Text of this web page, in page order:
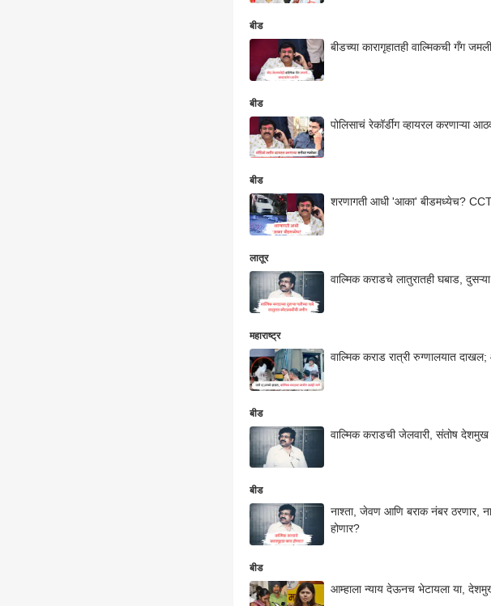
बीड
बीडच्या कारागृहातही वाल्मिकची गँग
बीड
पोलिसाचं रेकॉर्डींग व्हायरल करणाऱ्या
बीड
शरणागती आधी 'आका' बीडमध्येच?
लातूर
वाल्मिक कराडचे लातुरातही घबाड,
महाराष्ट्र
वाल्मिक कराड रात्री रुग्णालयात
बीड
वाल्मिक कराडची जेलवारी, संतोष
बीड
नाश्ता, जेवण आणि बराक नंबर ठरणार,
होणार?
बीड
आम्हाला न्याय देऊनच भेटायला या,